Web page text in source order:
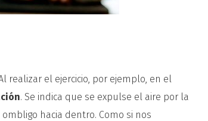
realizar el ejercicio, por ejemplo, en el
. Se indica que se expulse el aire por la
hacia dentro. Como si nos